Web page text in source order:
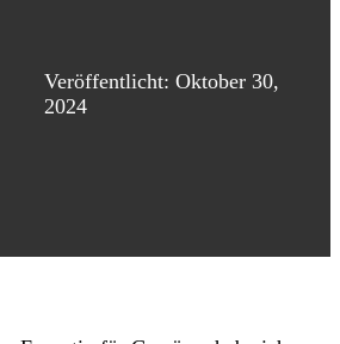
Veröffentlicht: Oktober 30,
2024